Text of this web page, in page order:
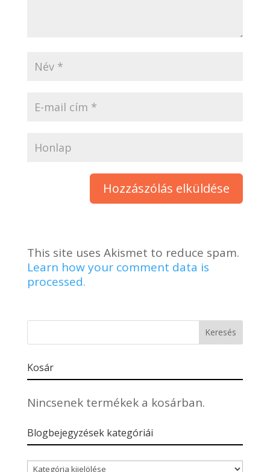
This site uses Akismet to reduce spam.
Learn how your comment data is
processed.
Kosár
Nincsenek termékek a kosárban.
Blogbejegyzések kategóriái
Blogbejegyzések